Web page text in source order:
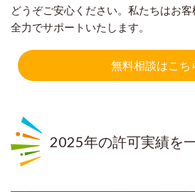
どうぞご安心ください。私たちはお
全力でサポートいたします。
無料相談はこち
2025年の許可実績を